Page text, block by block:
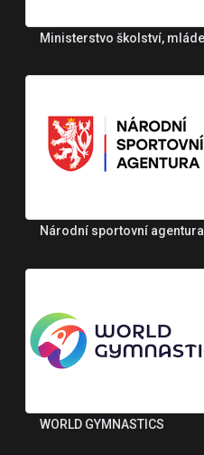
Ministerstvo školství,
Národní sportovní agentura
WORLD GYMNASTICS